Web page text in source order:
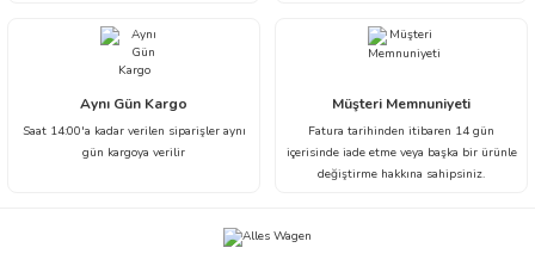
Aynı Gün Kargo
Saat 14:00'a kadar verilen siparişler aynı
gün kargoya verilir
Müşteri Memnuniyeti
Fatura tarihinden itibaren 14 gün
içerisinde iade etme veya başka bir ürünle
değiştirme hakkına sahipsiniz.